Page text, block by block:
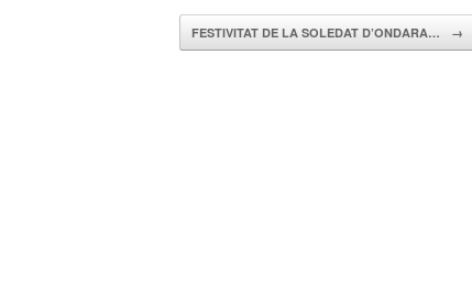
FESTIVITAT DE LA SOLEDAT D’ONDARA… →